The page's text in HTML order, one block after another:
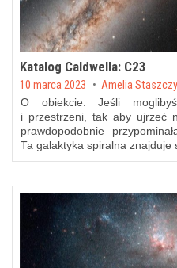
Katalog Caldwella: C23
Posted on
10 marca 2023 by Amelia
O obiekcie: Jeśli
i przestrzeni, tak aby ujrzeć
prawdopodobnie
Ta galaktyka spiralna znajduje